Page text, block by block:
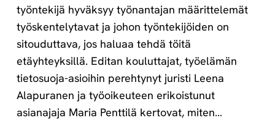
työntekijä hyväksyy työnantajan määrittelemät
työskentelytavat ja johon työntekijöiden on
sitouduttava, jos haluaa tehdä töitä
etäyhteyksillä. Editan kouluttajat, työelämän
tietosuoja-asioihin perehtynyt juristi Leena
Alapuranen ja työoikeuteen erikoistunut
asianajaja Maria Penttilä kertovat, miten…